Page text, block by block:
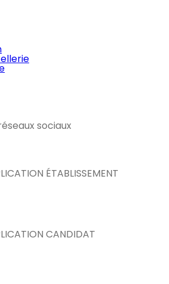
sociaux
ÉTABLISSEMENT
CANDIDAT